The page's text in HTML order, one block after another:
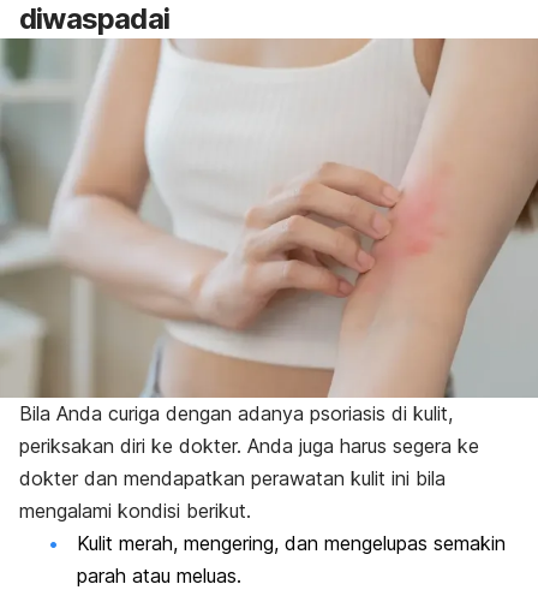
diwaspadai
Bila Anda curiga dengan adanya psoriasis di kulit,
periksakan diri ke dokter. Anda juga harus segera ke
dokter dan mendapatkan perawatan kulit ini bila
mengalami kondisi berikut.
Kulit merah, mengering, dan mengelupas semakin
parah atau meluas.